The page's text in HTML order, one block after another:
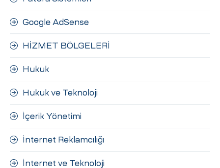
Google AdSense
HİZMET BÖLGELERİ
Hukuk
Hukuk ve Teknoloji
İçerik Yönetimi
İnternet Reklamcılığı
İnternet ve Teknoloji